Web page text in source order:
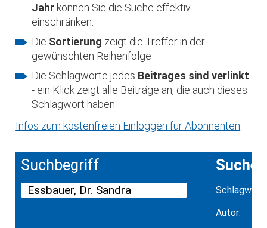
Jahr können Sie die Suche effektiv
einschränken.
Die Sortierung zeigt die Treffer in der
gewünschten Reihenfolge
Die Schlagworte jedes Beitrages sind verlinkt
- ein Klick zeigt alle Beiträge an, die auch dieses
Schlagwort haben.
Infos zum kostenfreien Einloggen für Abonnenten
Suchbegriff Suche
Schlagwort:
Autor: